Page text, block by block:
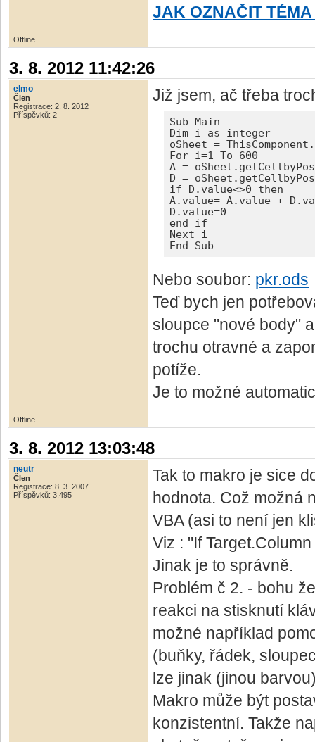
JAK OZNAČIT TÉMA
Offline
3. 8. 2012 11:42:26
elmo
Člen
Registrace: 2. 8. 2012
Příspěvků: 2
Již jsem, ač třeba
Sub Main
Dim i as integer
oSheet =
For i=1 To 600
A =
D =
if D.value<>0 then
A.value= A.value +
D.value=0
end if
Next i
End Sub
Nebo soubor: pkr.ods
Teď bych jen
sloupce "nové body"
trochu otravné a
potíže.
Je to možné
Offline
3. 8. 2012 13:03:48
neutr
Člen
Registrace: 8. 3. 2007
Příspěvků: 3,495
Tak to makro je sice
hodnota. Což možná
VBA (asi to není jen
Viz : "If
Jinak je to správně.
Problém č 2. - bohu
reakci na stisknutí
možné například
(buňky, řádek,
lze jinak (jinou
Makro může být
konzistentní. Takže